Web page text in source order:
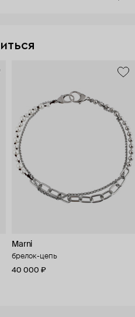
Marni
брелок-цепь
40 000 ₽